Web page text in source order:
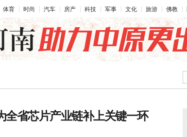
体育 时尚 汽车 房产 科技 军事 文化 旅游 佛教
全省芯片产业链补上关键一环